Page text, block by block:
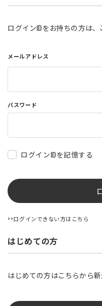
コーポレートサイト
利用規約
プライバシーポリシー
ログインIDをお持ちの方は
メールアドレス
パスワード
ログインIDを記憶する
>>ログインできない方はこちら
はじめての方
はじめての方はこちらから